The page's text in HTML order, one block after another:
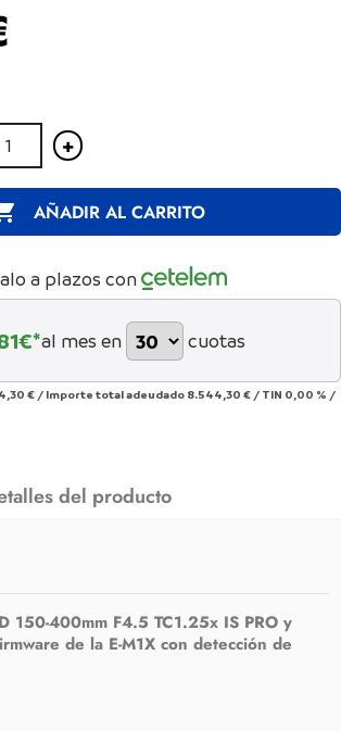
+
AÑADIR AL CARRITO
a plazos con
€*al mes en cuotas
€ / Importe total adeudado 8.544,30 € / TIN 0,00 % /
del producto
150-400mm F4.5 TC1.25x IS PRO y
de la E-M1X con detección de